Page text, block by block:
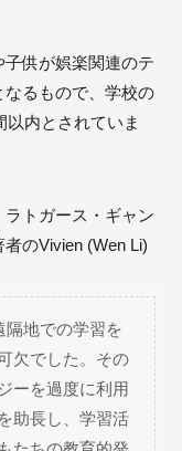
供が娯楽関連のテ
るもので、学校の
以内とされていま
トガース・ギャン
のVivien (Wen Li)
隔地での学習を
欠でした。その
ーを過度に利用
助長し、学習活